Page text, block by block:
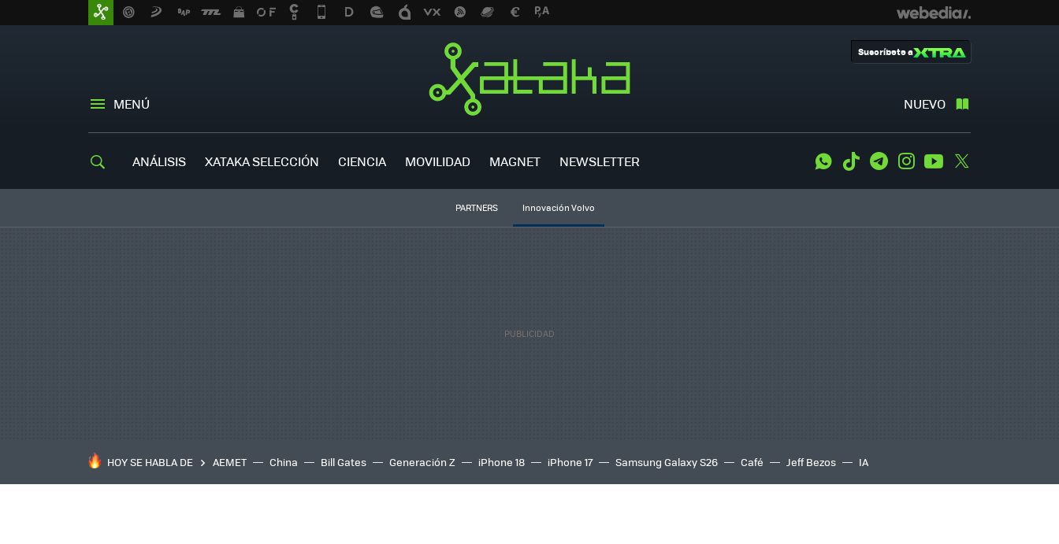
MENÚ NUEVO
Suscríbete a
ANÁLISIS XATAKA SELECCIÓN CIENCIA MOVILIDAD MAGNET NEWSLETTER WhatsApp
Tiktok TelegramInstagramYoutube
PARTNERS Innovación Volvo
HOY SE HABLA DE AEMET China Bill Gates Generación Z iPhone 18 iPhone 17 Samsung Galaxy S26 Café Jeff Bezos IA